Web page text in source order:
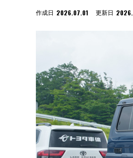
作成日 2026.07.01 更新日